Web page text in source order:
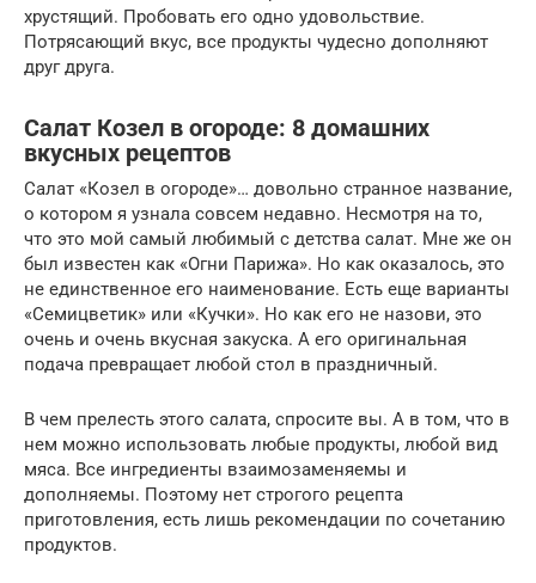
хрустящий. Пробовать его одно удовольствие.
Потрясающий вкус, все продукты чудесно дополняют
друг друга.
Салат Козел в огороде: 8 домашних
вкусных рецептов
Салат «Козел в огороде»… довольно странное название,
о котором я узнала совсем недавно. Несмотря на то,
что это мой самый любимый с детства салат. Мне же он
был известен как «Огни Парижа». Но как оказалось, это
не единственное его наименование. Есть еще варианты
«Семицветик» или «Кучки». Но как его не назови, это
очень и очень вкусная закуска. А его оригинальная
подача превращает любой стол в праздничный.
В чем прелесть этого салата, спросите вы. А в том, что в
нем можно использовать любые продукты, любой вид
мяса. Все ингредиенты взаимозаменяемы и
дополняемы. Поэтому нет строгого рецепта
приготовления, есть лишь рекомендации по сочетанию
продуктов.